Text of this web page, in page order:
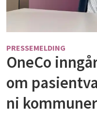
PRESSEMELDING
OneCo
om
ni kommuner